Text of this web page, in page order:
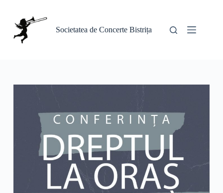
conținut
Societatea de Concerte Bistrița